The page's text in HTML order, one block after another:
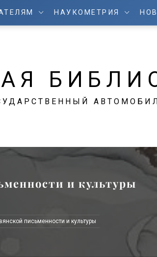
НАУКОМЕТРИЯ
и культуры
письменности и культуры